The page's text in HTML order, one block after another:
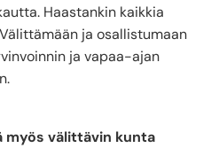
Haastankin kaikkia
ja osallistumaan
ja vapaa-ajan
myös välittävin kunta